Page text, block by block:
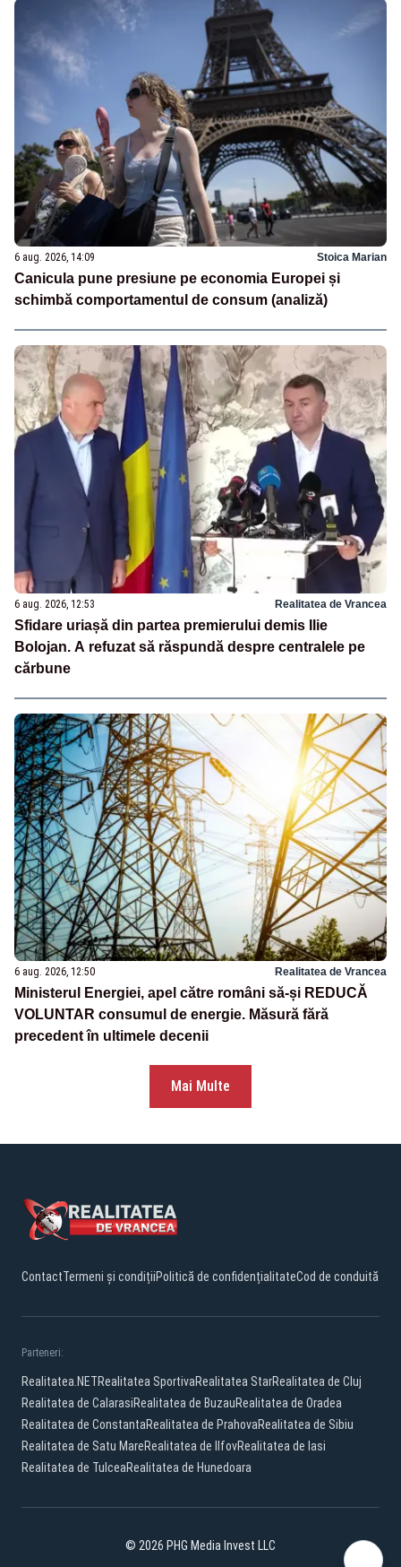
6 aug. 2026, 14:09 Stoica Marian
Canicula pune presiune pe economia Europei și
schimbă comportamentul de consum (analiză)
6 aug. 2026, 12:53 Realitatea de Vrancea
Sfidare uriașă din partea premierului demis Ilie
Bolojan. A refuzat să răspundă despre centralele pe
cărbune
6 aug. 2026, 12:50 Realitatea de Vrancea
Ministerul Energiei, apel către români să-și REDUCĂ
VOLUNTAR consumul de energie. Măsură fără
precedent în ultimele decenii
Mai Multe
ContactTermeni și condițiiPolitică de confidențialitateCod de conduită
Parteneri:
Realitatea.NETRealitatea SportivaRealitatea StarRealitatea de Cluj
Realitatea de CalarasiRealitatea de BuzauRealitatea de Oradea
Realitatea de ConstantaRealitatea de PrahovaRealitatea de Sibiu
Realitatea de Satu MareRealitatea de IlfovRealitatea de Iasi
Realitatea de TulceaRealitatea de Hunedoara
© 2026 PHG Media Invest LLC